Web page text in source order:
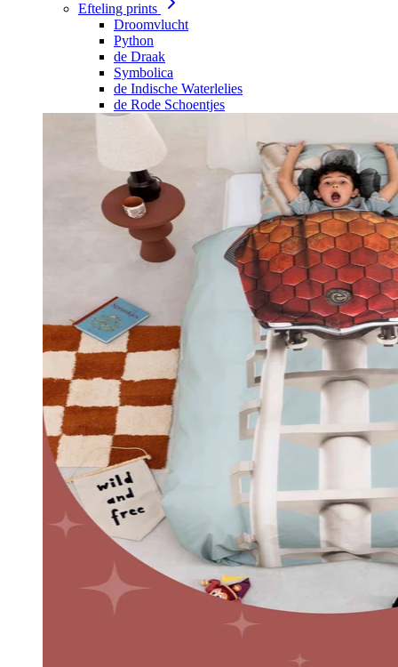
Efteling prints
Droomvlucht
Python
de Draak
Symbolica
de Indische Waterlelies
de Rode Schoentjes